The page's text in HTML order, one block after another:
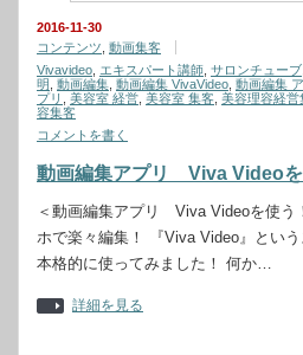
2016-11-30
コンテンツ 動画集客
Vivavideo エキスパート講師 サロンチューブ
明 動画編集 動画編集 VivaVideo 動画編集
プリ
美容室 経営 美容室 集客 美容理容経営
容集客
コメントを書く
動画編集アプリ Viva Videoを
＜動画編集アプリ Viva Videoを使う
ホで楽々編集！ 『Viva Video』とい
本格的に使ってみました！ 何か…
詳細を見る